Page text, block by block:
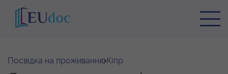
Посвідка на проживання Кіпр